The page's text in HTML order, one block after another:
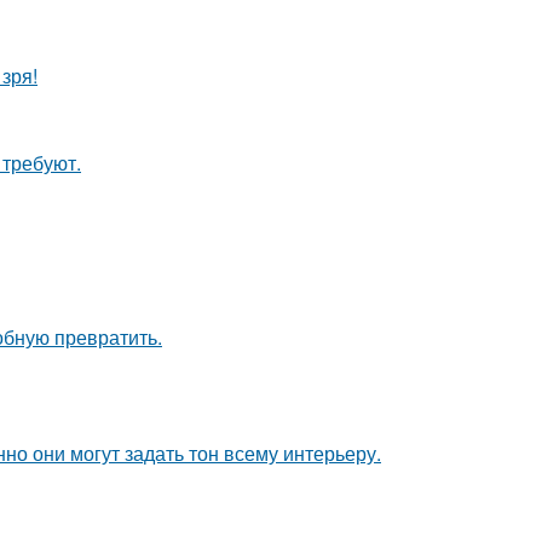
превратить.
они могут задать тон всему интерьеру.